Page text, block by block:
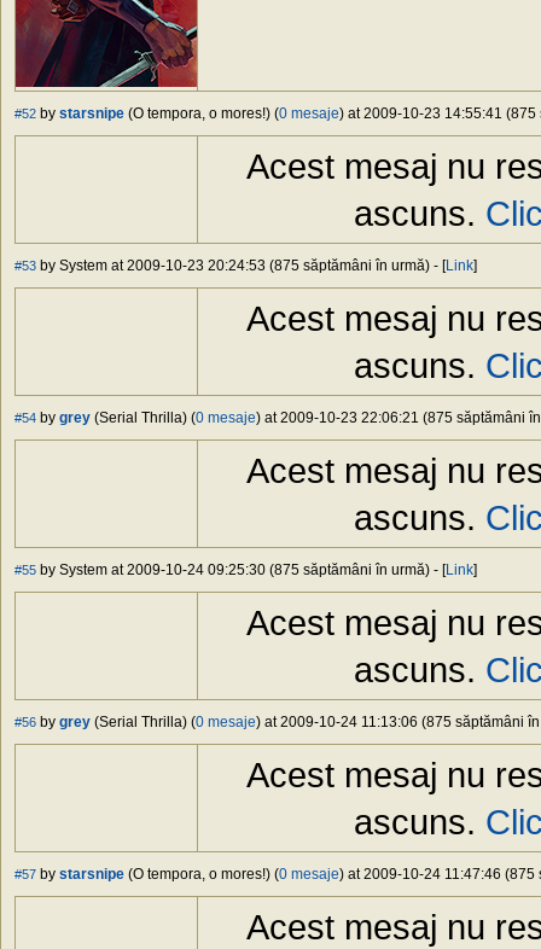
#52 by starsnipe (O tempora, o mores!) (0 mesaje) at 2009-10-23 14:55:41 (875
Acest mesaj nu
ascuns.
#53 by System at 2009-10-23 20:24:53 (875 săptămâni în urmă) - [Link]
Acest mesaj nu
ascuns.
#54 by grey (Serial Thrilla) (0 mesaje) at 2009-10-23 22:06:21 (875 săptămâni
Acest mesaj nu
ascuns.
#55 by System at 2009-10-24 09:25:30 (875 săptămâni în urmă) - [Link]
Acest mesaj nu
ascuns.
#56 by grey (Serial Thrilla) (0 mesaje) at 2009-10-24 11:13:06 (875 săptămâni
Acest mesaj nu
ascuns.
#57 by starsnipe (O tempora, o mores!) (0 mesaje) at 2009-10-24 11:47:46 (875
Acest mesaj nu